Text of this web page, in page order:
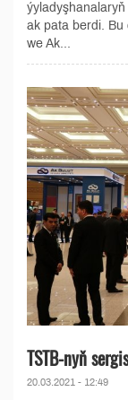
ak pata berdi. Bu
we Ak...
TSTB-nyň
20.03.2021 - 12:49